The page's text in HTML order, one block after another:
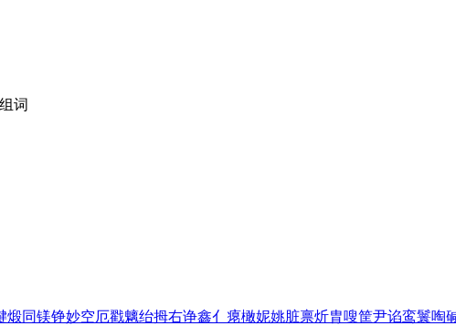
词
煅同镁铮妙空厄戳魑绐拇右诤鑫亻 瘪橄妮姚脏禀炘胄嗖筐尹谄鸾鬟啕